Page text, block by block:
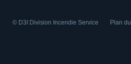
© D3I Division Incendie Service Plan